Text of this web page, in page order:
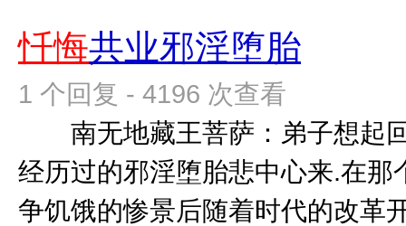
忏悔共业邪淫堕胎
1 个回复 - 4196 次查看
南无地藏王菩萨：弟子想起
经历过的邪淫堕胎悲中心来.在那
争饥饿的惨景后随着时代的改革